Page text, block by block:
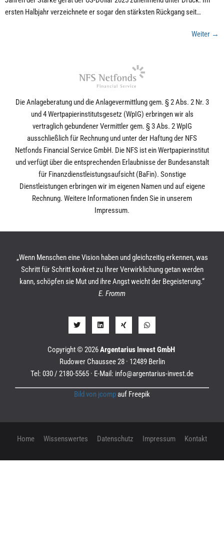
ersten Halbjahr verzeichnete er sogar den stärksten Rückgang seit…
Weiter →
Die Anlageberatung und die Anlagevermittlung gem. § 2 Abs. 2 Nr. 3
und 4 Wertpapierinstitutsgesetz (WpIG) erbringen wir als
vertraglich gebundener Vermittler gem. § 3 Abs. 2 WpIG
ausschließlich für Rechnung und unter der Haftung der NFS
Netfonds Financial Service GmbH. Die NFS ist ein Wertpapierinstitut
und verfügt über die entsprechenden Erlaubnisse der Bundesanstalt
für Finanzdienstleistungsaufsicht (BaFin). Sonstige
Dienstleistungen erbringen wir im eigenen Namen und auf eigene
Rechnung. Weitere Informationen finden Sie in unserem
Impressum.
„Wenn Menschen eine Vision haben und gleichzeitig erkennen, was
Schritt für Schritt konkret zu Ihrer Verwirklichung getan werden
kann, schöpfen sie Mut und ihre Angst weicht der Begeisterung.“
E. Fromm
Copyright © 2026Argentarius Invest GmbH
Rudower Chaussee 28 · 12489 Berlin
Tel: 030 / 2180-5565 · E-Mail: info@argentarius-invest.de
Bild von jcompauf Freepik
Home Wissenswertes Datenschutz Impressum Kontakt